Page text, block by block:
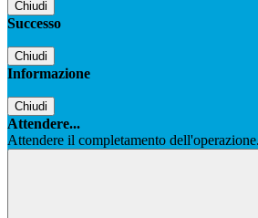
Chiudi
Successo
Chiudi
Informazione
Chiudi
Attendere...
Attendere il completamento